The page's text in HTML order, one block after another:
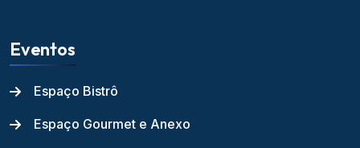
Eventos
Espaço Bistrô
Espaço Gourmet e Anexo